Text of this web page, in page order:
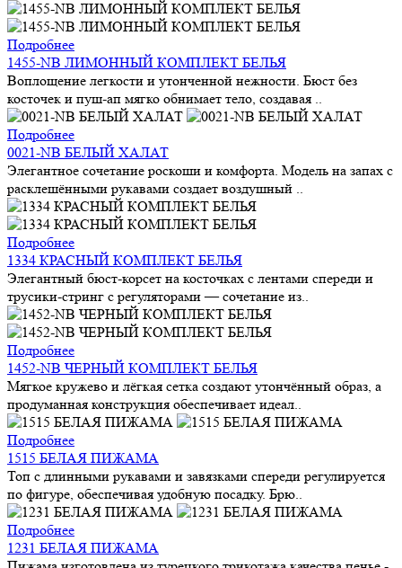
Подробнее
1455-NB ЛИМОННЫЙ КОМПЛЕКТ БЕЛЬЯ
Воплощение легкости и утонченной нежности. Бюст без
косточек и пуш-ап мягко обнимает тело, создавая ..
Подробнее
0021-NB БЕЛЫЙ ХАЛАТ
Элегантное сочетание роскоши и комфорта. Модель на запах с
расклешёнными рукавами создает воздушный ..
Подробнее
1334 КРАСНЫЙ КОМПЛЕКТ БЕЛЬЯ
Элегантный бюст-корсет на косточках с лентами спереди и
трусики-стринг с регуляторами — сочетание из..
Подробнее
1452-NB ЧЕРНЫЙ КОМПЛЕКТ БЕЛЬЯ
Мягкое кружево и лёгкая сетка создают утончённый образ, а
продуманная конструкция обеспечивает идеал..
Подробнее
1515 БЕЛАЯ ПИЖАМА
Топ с длинными рукавами и завязками спереди регулируется
по фигуре, обеспечивая удобную посадку. Брю..
Подробнее
1231 БЕЛАЯ ПИЖАМА